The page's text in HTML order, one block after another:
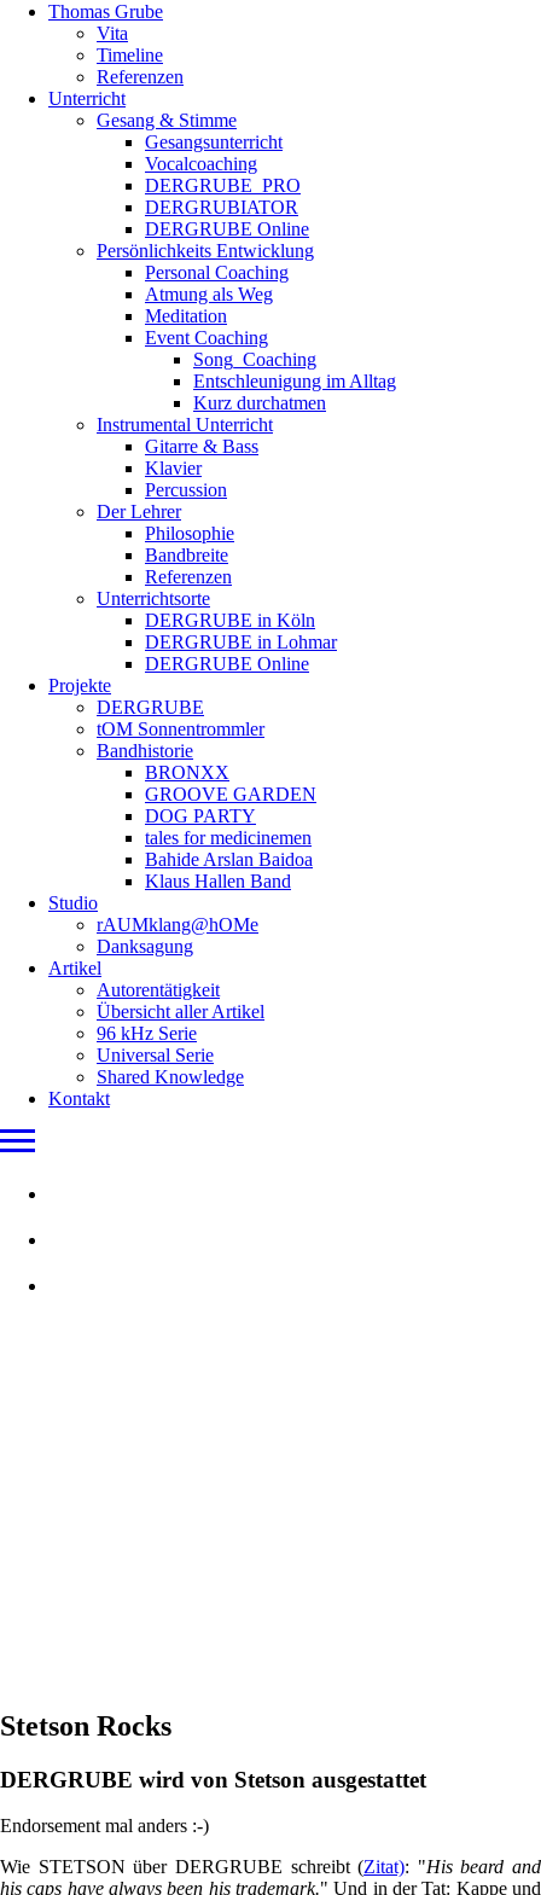
Thomas Grube
Vita
Timeline
Referenzen
Unterricht
Gesang & Stimme
Gesangsunterricht
Vocalcoaching
DERGRUBE_PRO
DERGRUBIATOR
DERGRUBE Online
Persönlichkeits Entwicklung
Personal Coaching
Atmung als Weg
Meditation
Event Coaching
Song_Coaching
Entschleunigung im Alltag
Kurz durchatmen
Instrumental Unterricht
Gitarre & Bass
Klavier
Percussion
Der Lehrer
Philosophie
Bandbreite
Referenzen
Unterrichtsorte
DERGRUBE in Köln
DERGRUBE in Lohmar
DERGRUBE Online
Projekte
DERGRUBE
tOM Sonnentrommler
Bandhistorie
BRONXX
GROOVE GARDEN
DOG PARTY
tales for medicinemen
Bahide Arslan Baidoa
Klaus Hallen Band
Studio
rAUMklang@hOMe
Danksagung
Artikel
Autorentätigkeit
Übersicht aller Artikel
96 kHz Serie
Universal Serie
Shared Knowledge
Kontakt
Stetson Rocks
DERGRUBE wird von Stetson ausgestattet
Endorsement mal anders :-)
Wie STETSON über DERGRUBE schreibt (Zitat): "His beard and
his caps have always been his trademark." Und in der Tat: Kappe und